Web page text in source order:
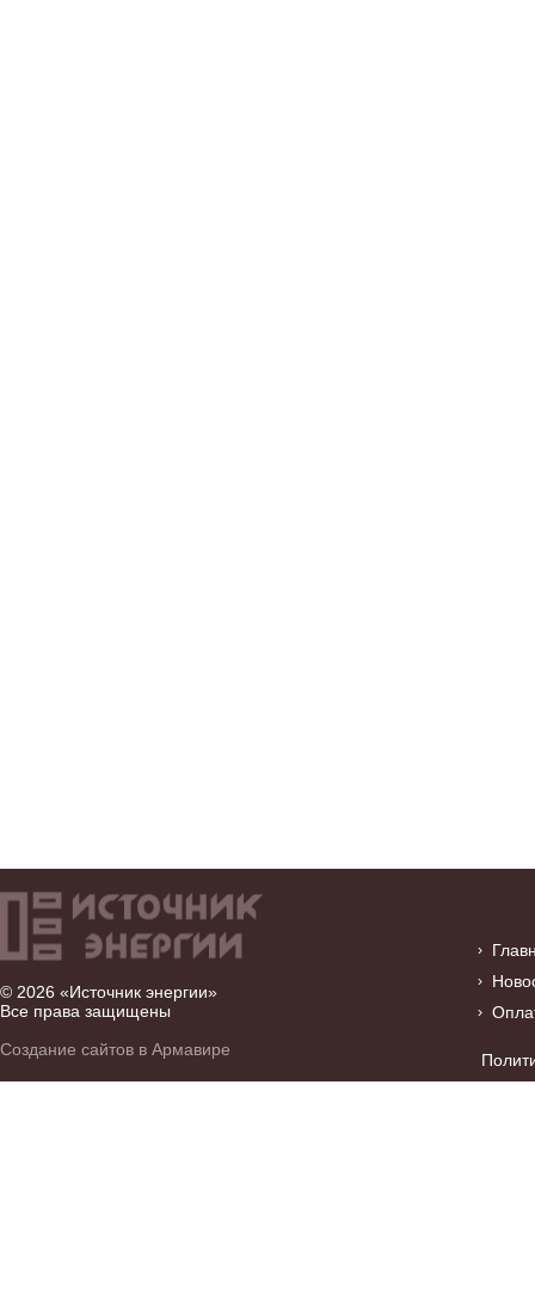
© 2026 «Источник энергии»
Все права защищены
Создание сайтов в Армавире